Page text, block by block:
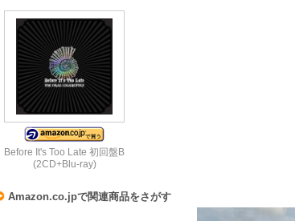
Before It's Too Late 初回盤B
(2CD+Blu-ray)
Amazon.co.jpで関連商品をさがす